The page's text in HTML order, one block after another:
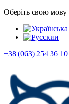
Оберіть свою мову
+38 (063) 254 36 10